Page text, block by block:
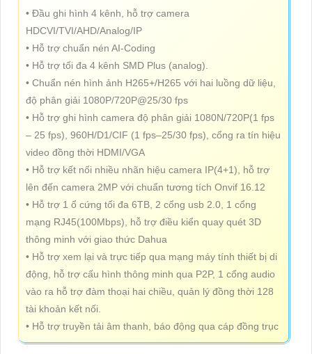
• Đầu ghi hình 4 kênh, hỗ trợ camera
HDCVI/TVI/AHD/Analog/IP
• Hỗ trợ chuẩn nén AI-Coding
• Hỗ trợ tối đa 4 kênh SMD Plus (analog).
• Chuẩn nén hình ảnh H265+/H265 với hai luồng dữ liệu,
độ phân giải 1080P/720P@25/30 fps
• Hỗ trợ ghi hình camera độ phân giải 1080N/720P(1 fps
– 25 fps), 960H/D1/CIF (1 fps–25/30 fps), cổng ra tín hiệu
video đồng thời HDMI/VGA
• Hỗ trợ kết nối nhiều nhãn hiệu camera IP(4+1), hỗ trợ
lên đến camera 2MP với chuẩn tương tích Onvif 16.12
• Hỗ trợ 1 ổ cứng tối đa 6TB, 2 cổng usb 2.0, 1 cổng
mạng RJ45(100Mbps), hỗ trợ điều kiển quay quét 3D
thông minh với giao thức Dahua
• Hỗ trợ xem lại và trực tiếp qua mạng máy tính thiết bị di
động, hỗ trợ cấu hình thông minh qua P2P, 1 cổng audio
vào ra hỗ trợ đàm thoại hai chiều, quản lý đồng thời 128
tài khoản kết nối.
• Hỗ trợ truyền tải âm thanh, báo động qua cáp đồng trục